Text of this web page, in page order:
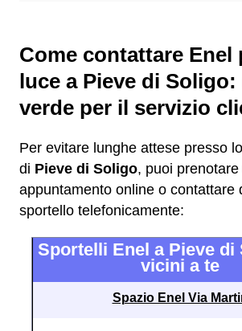
Come contattare Enel
luce a Pieve di
verde per il servizio
Per evitare lunghe attese presso lo
di Pieve di Soligo, puoi prenotare
appuntamento online o contattare
sportello telefonicamente:
Sportelli Enel a Pieve di
vicini a te
Spazio Enel Via